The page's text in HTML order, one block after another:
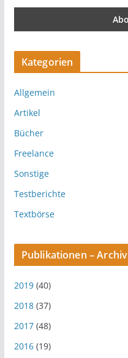
Kategorien
Allgemein
Artikel
Bücher
Freelance
Sonstige
Testberichte
Textbörse
Publikationen – Archiv
2019(40)
2018(37)
2017(48)
2016(19)